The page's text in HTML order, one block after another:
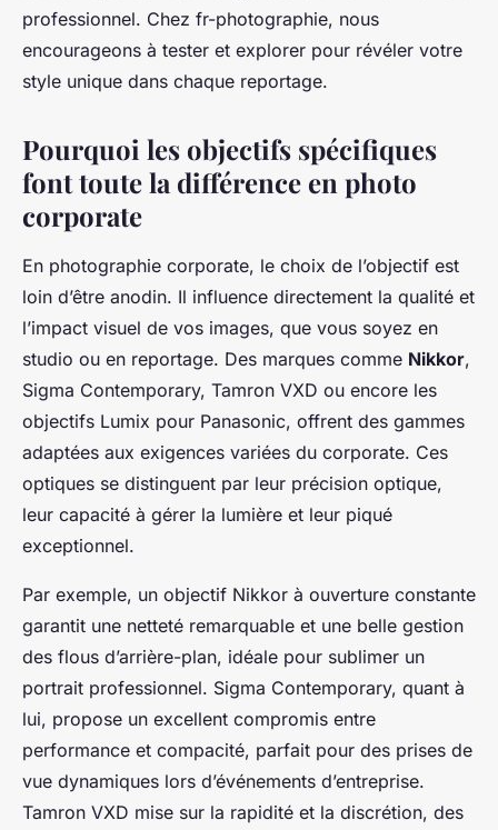
professionnel. Chez fr-photographie, nous
encourageons à tester et explorer pour révéler votre
style unique dans chaque reportage.
Pourquoi les objectifs spécifiques
font toute la différence en photo
corporate
En photographie corporate, le choix de l’objectif est
loin d’être anodin. Il influence directement la qualité et
l’impact visuel de vos images, que vous soyez en
studio ou en reportage. Des marques comme Nikkor,
Sigma Contemporary, Tamron VXD ou encore les
objectifs Lumix pour Panasonic, offrent des gammes
adaptées aux exigences variées du corporate. Ces
optiques se distinguent par leur précision optique,
leur capacité à gérer la lumière et leur piqué
exceptionnel.
Par exemple, un objectif Nikkor à ouverture constante
garantit une netteté remarquable et une belle gestion
des flous d’arrière-plan, idéale pour sublimer un
portrait professionnel. Sigma Contemporary, quant à
lui, propose un excellent compromis entre
performance et compacité, parfait pour des prises de
vue dynamiques lors d’événements d’entreprise.
Tamron VXD mise sur la rapidité et la discrétion, des